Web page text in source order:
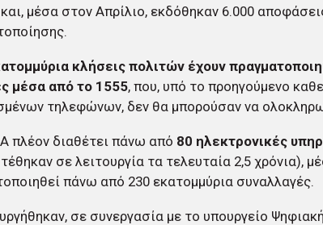
μέσα στον Απρίλιο, εκδόθηκαν 6.000
κλήσεις πολιτών έχουν
μέσα από το 1555, που, υπό το προηγούμενο
τηλεφώνων, δεν θα μπορούσαν να
πλέον διαθέτει πάνω από 80 ηλεκτρονικές
σε λειτουργία τα τελευταία 2,5 χρόνια),
πάνω από 230 εκατομμύρια συναλλαγές.
σε συνεργασία με το υπουργείο